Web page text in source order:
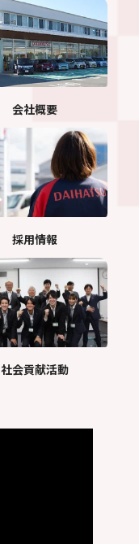
会社概要
採用情報
社会貢献活動